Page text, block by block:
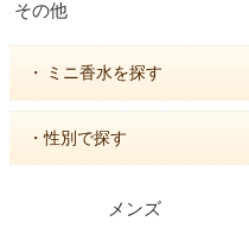
その他
・ ミニ香水を探す
・性別で探す
メンズ